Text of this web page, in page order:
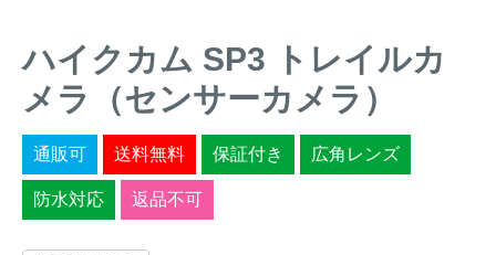
ハイクカム SP3 トレイルカ
メラ（センサーカメラ）
通販可 送料無料 保証付き 広角レンズ
防水対応 返品不可
対象動物から選ぶ
動物の種類から対策商品を選ぶ
イノシシ対策 キツネ対策